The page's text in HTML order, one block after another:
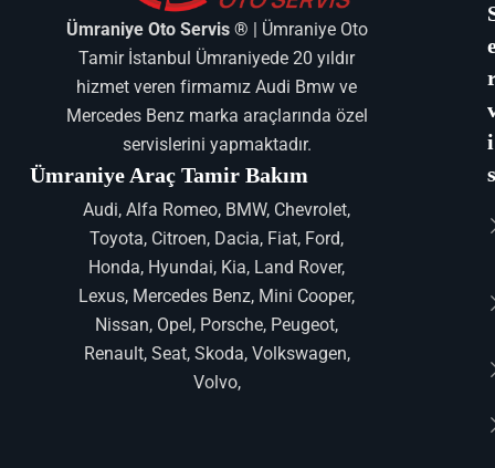
Ümraniye Oto Servis ® | Ümraniye Oto
Tamir İstanbul Ümraniyede 20 yıldır
hizmet veren firmamız Audi Bmw ve
Mercedes Benz marka araçlarında özel
servislerini yapmaktadır.
Ümraniye Araç Tamir Bakım
Audi, Alfa Romeo, BMW, Chevrolet,
Toyota, Citroen, Dacia, Fiat, Ford,
Honda, Hyundai, Kia, Land Rover,
Lexus, Mercedes Benz, Mini Cooper,
Nissan, Opel, Porsche, Peugeot,
Renault, Seat, Skoda, Volkswagen,
Volvo,
i